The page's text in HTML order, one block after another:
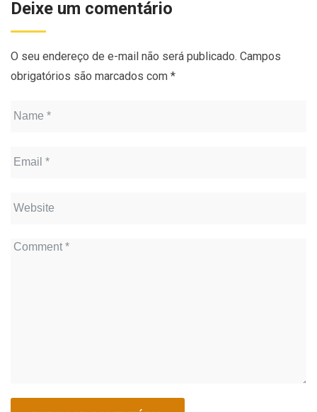
Deixe um comentário
O seu endereço de e-mail não será publicado. Campos
obrigatórios são marcados com *